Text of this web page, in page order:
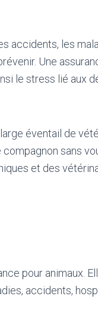
accidents, les
Une
le stress lié aux
éventail de
sans
et des
pour animaux.
accidents,